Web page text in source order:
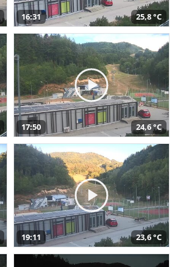
16:31 25,8 °C
17:50 24,6 °C
19:11 23,6 °C